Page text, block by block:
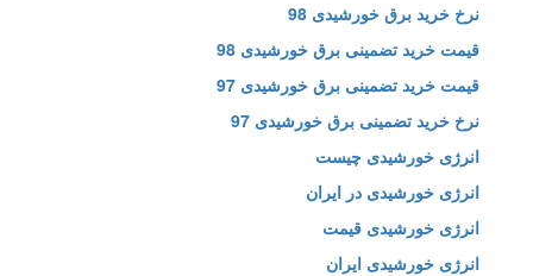
نرخ خرید برق خورشیدی 98
قیمت خرید تضمینی برق خورشیدی 98
قیمت خرید تضمینی برق خورشیدی 97
نرخ خرید تضمینی برق خورشیدی 97
انرژی خورشیدی چیست
انرژی خورشیدی در ایران
انرژی خورشیدی قیمت
انرژی خورشیدی ایران